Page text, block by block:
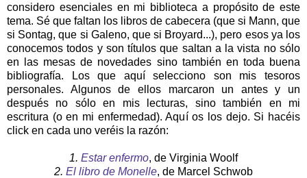
considero esenciales en mi biblioteca a propósito de este
tema. Sé que faltan los libros de cabecera (que si Mann, que
si Sontag, que si Galeno, que si Broyard...), pero esos ya los
conocemos todos y son títulos que saltan a la vista no sólo
en las mesas de novedades sino también en toda buena
bibliografía. Los que aquí selecciono son mis tesoros
personales. Algunos de ellos marcaron un antes y un
después no sólo en mis lecturas, sino también en mi
escritura (o en mi enfermedad). Aquí os los dejo. Si hacéis
click en cada uno veréis la razón:
1. Estar enfermo, de Virginia Woolf
2. El libro de Monelle, de Marcel Schwob